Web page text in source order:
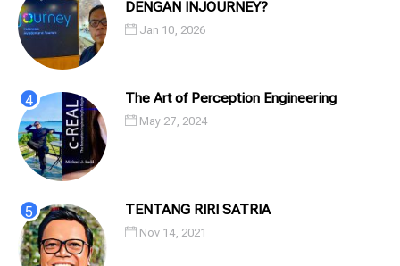
DENGAN INJOURNEY?
Jan 10, 2026
The Art of Perception Engineering
May 27, 2024
TENTANG RIRI SATRIA
Nov 14, 2021